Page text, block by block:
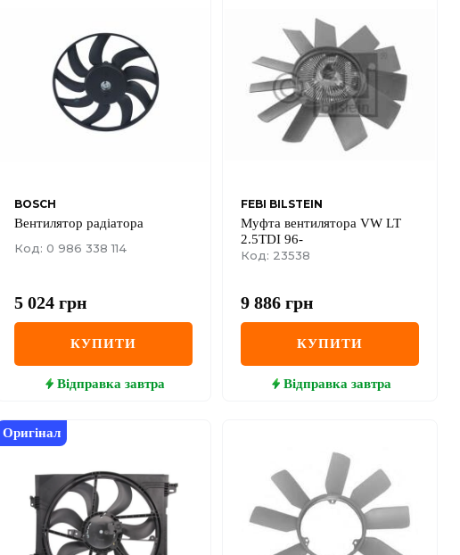
PORSCHE
SMART SSANGYONG
ZEEKR
BOSCH
Вентилятор радіатора
Код: 0 986 338 114
5 024 грн
КУПИТИ
Відправка завтра
FEBI BILSTEIN
Муфта вентилятора VW LT
2.5TDI 96-
Код: 23538
9 886 грн
КУПИТИ
Відправка завтра
Оригінал